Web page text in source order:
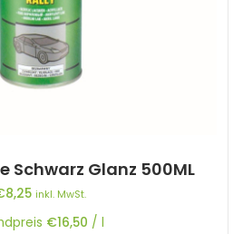
Schwarz Glanz 500ML
8,25 inkl. MwSt.
€16,50 / l